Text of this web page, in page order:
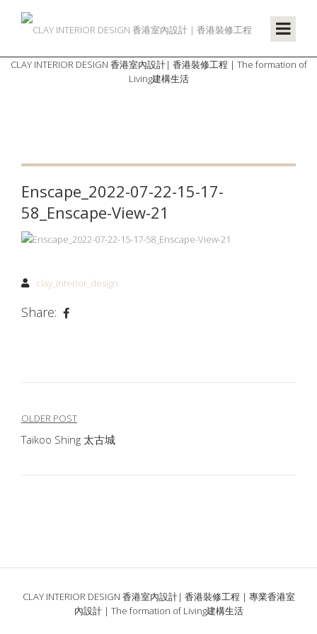
CLAY INTERIOR DESIGN 香港室內設計| 香港裝修工程 | The formation of
Living建構生活
Enscape_2022-07-22-15-17-
58_Enscape-View-21
clay_interior_design
Share:
文
章
OLDER POST
Taikoo Shing 太古城
CLAY INTERIOR DESIGN 香港室內設計| 香港裝修工程 | 專業香港室
內設計 | The formation of Living建構生活